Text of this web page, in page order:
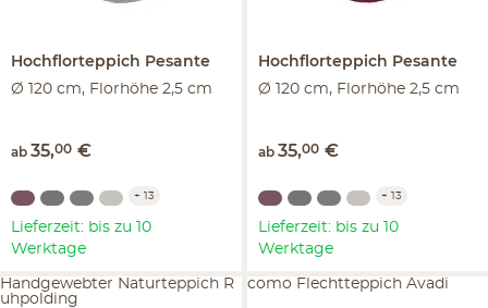
Hochflorteppich Pesante
Ø 120 cm, Florhöhe 2,5 cm
ab 35,00 €
+ 13
Lieferzeit: bis zu 10
Werktage
Hochflorteppich Pesante
Ø 120 cm, Florhöhe 2,5 cm
ab 35,00 €
+ 13
Lieferzeit: bis zu 10
Werktage
Handgewebter Naturteppich R
uhpolding
como Flechtteppich Avadi